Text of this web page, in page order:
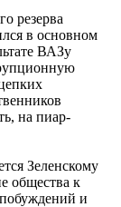
резерва
в основном
ВАЗу
на пиар-
Зеленскому
общества к
побуждений и